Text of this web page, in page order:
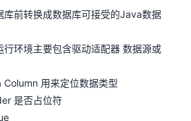
库前转换成数据库可接受的Java数据
环境主要包含驱动适配器 数据源或
用来定位数据类型
是否占位符